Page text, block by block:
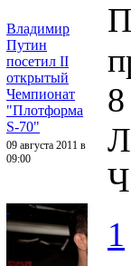
Владимир
Путин
посетил II
открытый
Чемпионат
"Плотформа
S-70"
09 августа 2011 в
09:00
1